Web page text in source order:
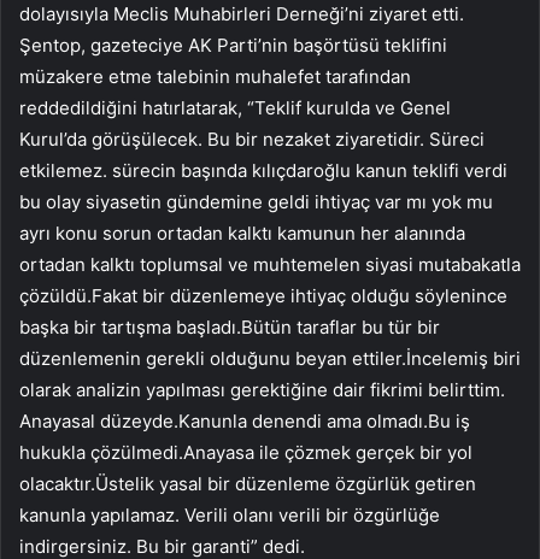
dolayısıyla Meclis Muhabirleri Derneği’ni ziyaret etti.
Şentop, gazeteciye AK Parti’nin başörtüsü teklifini
müzakere etme talebinin muhalefet tarafından
reddedildiğini hatırlatarak, “Teklif kurulda ve Genel
Kurul’da görüşülecek. Bu bir nezaket ziyaretidir. Süreci
etkilemez. sürecin başında kılıçdaroğlu kanun teklifi verdi
bu olay siyasetin gündemine geldi ihtiyaç var mı yok mu
ayrı konu sorun ortadan kalktı kamunun her alanında
ortadan kalktı toplumsal ve muhtemelen siyasi mutabakatla
çözüldü.Fakat bir düzenlemeye ihtiyaç olduğu söylenince
başka bir tartışma başladı.Bütün taraflar bu tür bir
düzenlemenin gerekli olduğunu beyan ettiler.İncelemiş biri
olarak analizin yapılması gerektiğine dair fikrimi belirttim.
Anayasal düzeyde.Kanunla denendi ama olmadı.Bu iş
hukukla çözülmedi.Anayasa ile çözmek gerçek bir yol
olacaktır.Üstelik yasal bir düzenleme özgürlük getiren
kanunla yapılamaz. Verili olanı verili bir özgürlüğe
indirgersiniz. Bu bir garanti” dedi.